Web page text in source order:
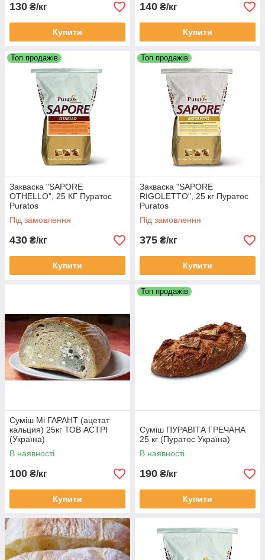
130 ₴/кг
Купити
140 ₴/кг
Купити
Топ продажів
Закваска "SAPORE
OTHELLO", 25 КГ Пуратос
Puratos
Під замовлення
430 ₴/кг
Купити
Топ продажів
Закваска "SAPORE
RIGOLETTO", 25 кг Пуратос
Puratos
Під замовлення
375 ₴/кг
Купити
Суміш Мі ГАРАНТ (ацетат
кальция) 25кг ТОВ АСТРІ
(Україна)
В наявності
100 ₴/кг
Купити
Топ продажів
Суміш ПУРАВІТА ГРЕЧАНА
25 кг (Пуратос Україна)
В наявності
190 ₴/кг
Купити